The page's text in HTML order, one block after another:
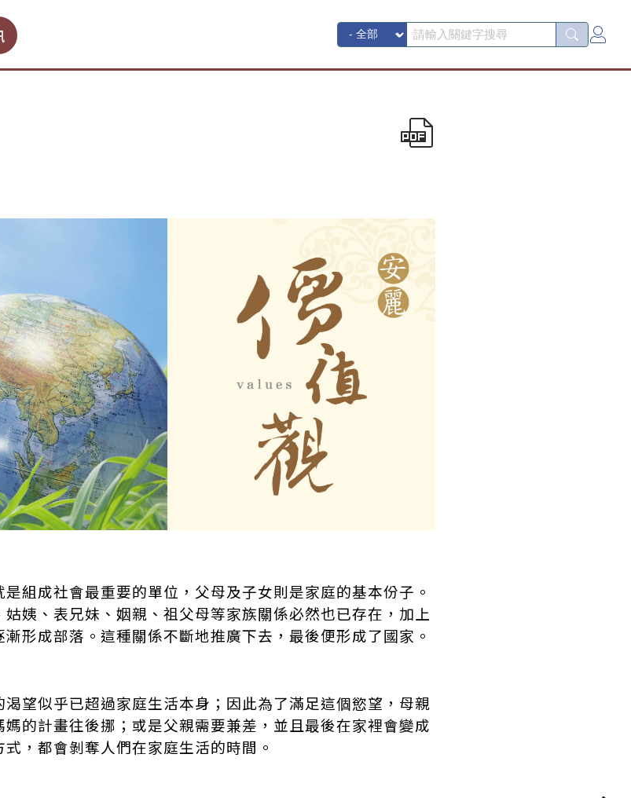
組成社會最重要的單位，父母及子女則是家庭的基本份子。
姨、表兄妹、姻親、祖父母等家族關係必然也已存在，加上
形成部落。這種關係不斷地推廣下去，最後便形成了國家。
望似乎已超過家庭生活本身；因此為了滿足這個慾望，母親
的計畫往後挪；或是父親需要兼差，並且最後在家裡會變成
，都會剝奪人們在家庭生活的時間。